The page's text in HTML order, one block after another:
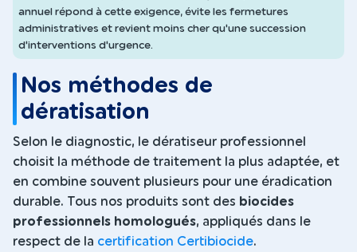
annuel répond à cette exigence, évite les fermetures
administratives et revient moins cher qu'une succession
d'interventions d'urgence.
Nos méthodes de
dératisation
Selon le diagnostic, le dératiseur professionnel
choisit la méthode de traitement la plus adaptée, et
en combine souvent plusieurs pour une éradication
durable. Tous nos produits sont des biocides
professionnels homologués, appliqués dans le
respect de la certification Certibiocide.